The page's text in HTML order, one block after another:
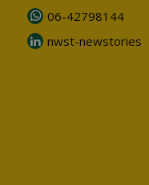
06-42798144
nwst-newstories